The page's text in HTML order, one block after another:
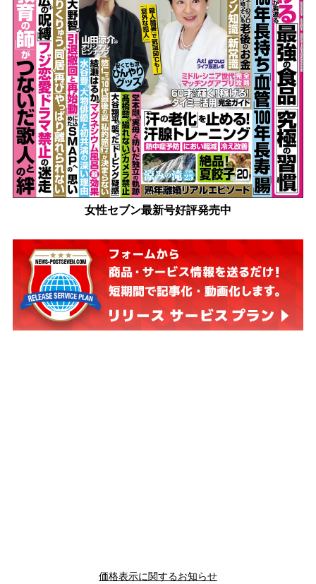
女性セブン最新号好評発売中
価格表示に関するお知らせ